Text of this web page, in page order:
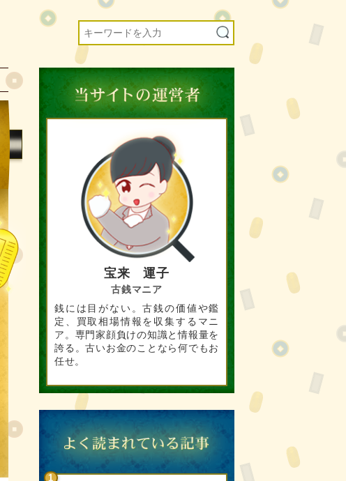
宝来 運子
古銭マニア
銭には目がない。古銭の価値や鑑
定、買取相場情報を収集するマニ
ア。専門家顔負けの知識と情報量を
誇る。古いお金のことなら何でもお
任せ。